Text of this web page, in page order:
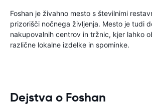
Foshan je živahno mesto s številnimi
prizorišči nočnega življenja. Mesto je tudi
nakupovalnih centrov in tržnic, kjer lahko
različne lokalne izdelke in spominke.
Dejstva o Foshan